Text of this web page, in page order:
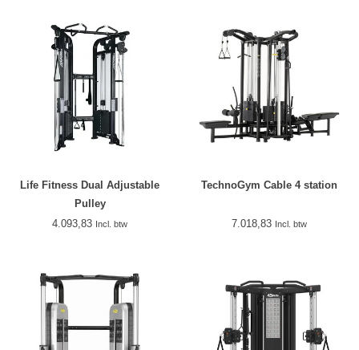
Life Fitness Dual Adjustable
Pulley
4.093,83 Incl. btw
TechnoGym Cable 4 station
7.018,83 Incl. btw